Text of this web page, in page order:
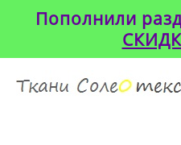
Пополнили